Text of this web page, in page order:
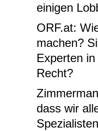
einigen
ORF.at:
machen?
Experten
Recht?
dass wir